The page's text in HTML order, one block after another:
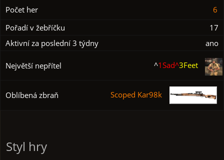
Počet her
6
Pořadí v žebříčku
17
Aktivní za poslední 3 týdny
ano
Největší nepřítel ^1Sad^3Feet
Oblíbená zbraň Scoped Kar98k
Styl hry